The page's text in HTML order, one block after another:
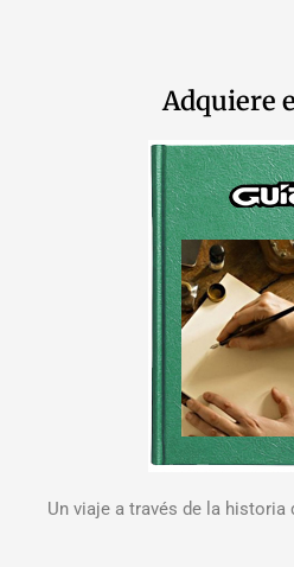
Adquiere
Un viaje a través de la historia